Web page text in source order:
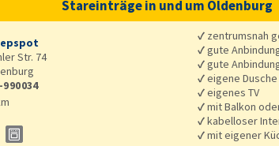
Stareinträge in und um Oldenburg
Str. 74
990034
✓ zentrumsnah
✓gute
✓gute
✓eigene Dusche
✓eigenes TV
✓mit Balkon
✓kabelloser
✓mit eigener